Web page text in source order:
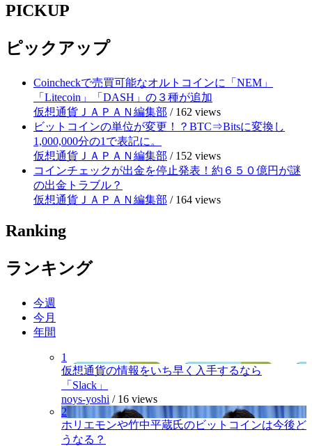
PICKUP
ピックアップ
Coincheckで売買可能なオルトコインに「NEM」
「Litecoin」「DASH」の３種が追加
仮想通貨ＪＡＰＡＮ編集部 / 162 views
ビットコインの単位が変更！？BTC⇒Bitsに変換し
1,000,000分の1で表記に。
仮想通貨ＪＡＰＡＮ編集部 / 152 views
コインチェックが出金を停止発表！約６５０億円が謎
の出金トラブル？
仮想通貨ＪＡＰＡＮ編集部 / 164 views
Ranking
ランキング
今週
今月
年間
1
仮想通貨の情報をいち早く入手するなら
「Slack」
noys-yoshi / 16 views
2
ホリエモンや竹中平蔵氏のビットコインは今後ど
うなる？